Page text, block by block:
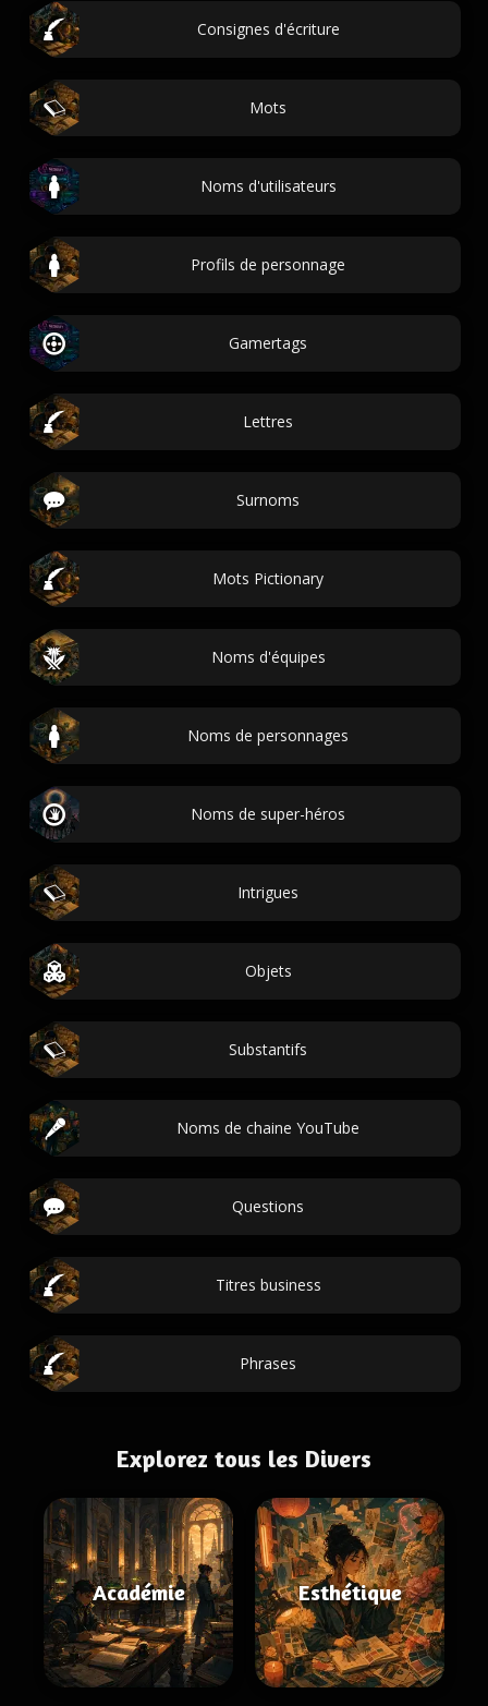
Consignes d'écriture
Mots
Noms d'utilisateurs
Profils de personnage
Gamertags
Lettres
Surnoms
Mots Pictionary
Noms d'équipes
Noms de personnages
Noms de super-héros
Intrigues
Objets
Substantifs
Noms de chaine YouTube
Questions
Titres business
Phrases
Explorez tous les Divers
Académie Esthétique